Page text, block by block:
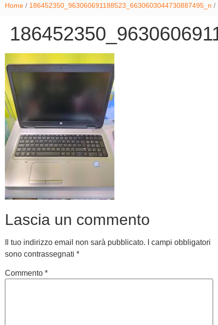
Home / 186452350_963060691188523_6630603044730887495_n /
Lascia un commento
Il tuo indirizzo email non sarà pubblicato.
I campi obbligatori
sono contrassegnati *
Commento *